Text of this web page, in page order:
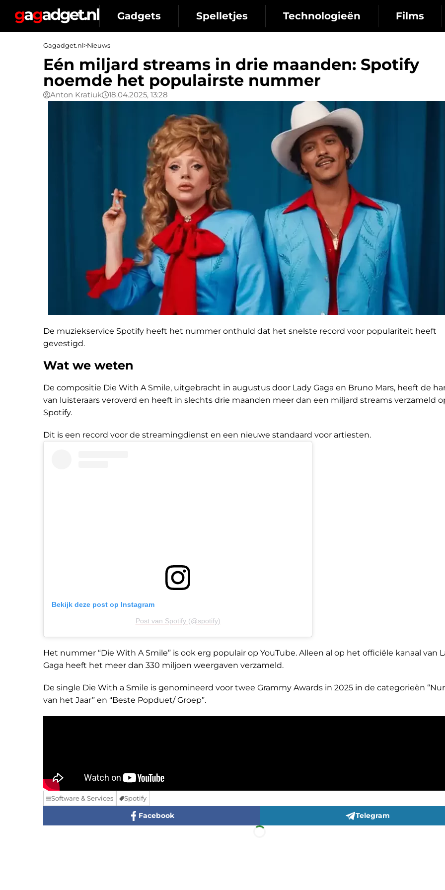
Gadgets Spelletjes Technologieën Films
Gagadget.nl>Nieuws
Eén miljard streams in drie maanden: Spotify
noemde het populairste nummer
Anton Kratiuk 18.04.2025, 13:28
De muziekservice Spotify heeft het nummer onthuld dat het snelste record voor populariteit heeft
gevestigd.
Wat we weten
De compositie Die With A Smile, uitgebracht in augustus door Lady Gaga en Bruno Mars, heeft de
van luisteraars veroverd en heeft in slechts drie maanden meer dan een miljard streams verzameld
Spotify.
Dit is een record voor de streamingdienst en een nieuwe standaard voor artiesten.
Bekijk deze post op Instagram
Post van Spotify (@spotify)
Het nummer “Die With A Smile” is ook erg populair op YouTube. Alleen al op het officiële kanaal van
Gaga heeft het meer dan 330 miljoen weergaven verzameld.
De single Die With a Smile is genomineerd voor twee Grammy Awards in 2025 in de categorieën
van het Jaar” en “Beste Popduet/ Groep”.
Software & Services Spotify
Facebook Telegram